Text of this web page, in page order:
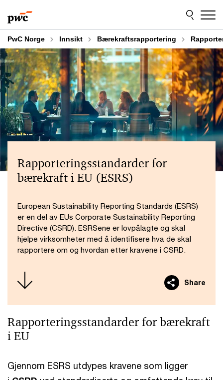
to
content
to
footer
PwC Norge Innsikt Bærekraftsrapportering
Rapporteringsstandarder for
bærekraft i EU (ESRS)
European Sustainability Reporting Standards (ESRS)
er en del av EUs Corporate Sustainability Reporting
Directive (CSRD). ESRSene er lovpålagte og skal
hjelpe virksomheter med å identifisere hva de skal
rapportere om og hvordan etter kravene i CSRD.
Share
Utforsk bærekraftsportalen
Rapporteringsstandarder for bærekraft
i EU
Gjennom ESRS utdypes kravene som ligger